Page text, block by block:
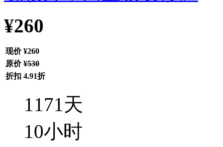
¥260
现价 ¥260
原价 ¥530
折扣 4.91折
1171天
10小时